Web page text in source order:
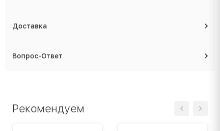
Доставка
Вопрос-Ответ
Рекомендуем